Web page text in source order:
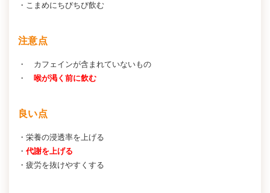
・こまめにちびちび飲む
注意点
・ カフェインが含まれていないもの
・ 喉が渇く前に飲む
良い点
・栄養の浸透率を上げる
・ 代謝を上げる
・疲労を抜けやすくする